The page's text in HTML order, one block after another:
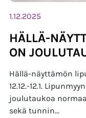
1.12.2025
HÄLLÄ-
ON
Hällä-näyttämön
12.12.-12.1.
joulutaukoa
sekä tunnin...